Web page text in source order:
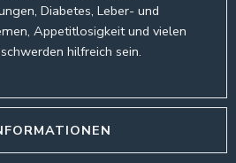
Diabetes, Leber- und
Appetitlosigkeit und vielen
hilfreich sein.